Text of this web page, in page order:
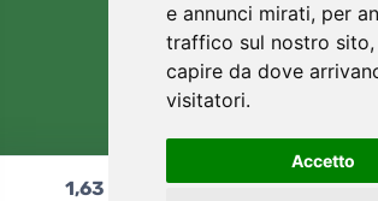
e annunci mirati, per
traffico sul nostro sito,
capire da dove
visitatori.
Accetto
1,63